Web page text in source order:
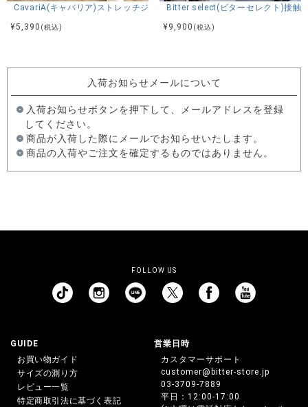
CavariA(キャバリア)ストレッチジョッパーパンツ/全4色
¥5,390 (税込)
Bitter select(ビターセレクト)接触
¥9,900 (税込)
入荷お知らせメールについて
入荷お知らせボタンを押下して、メールアドレスを登録
してください。
商品が入荷した際にメールでお知らせいたします。
商品の入荷やご注文を確定するものではありません。
FOLLOW US
GUIDE
お買い物ガイド
サイズの測り方
レビュー一覧
特定商取引法に基づく表記
営業日時
カスタマーサポート
customer@bitter-store.jp
03-3709-7889
平日：12:00-17:00